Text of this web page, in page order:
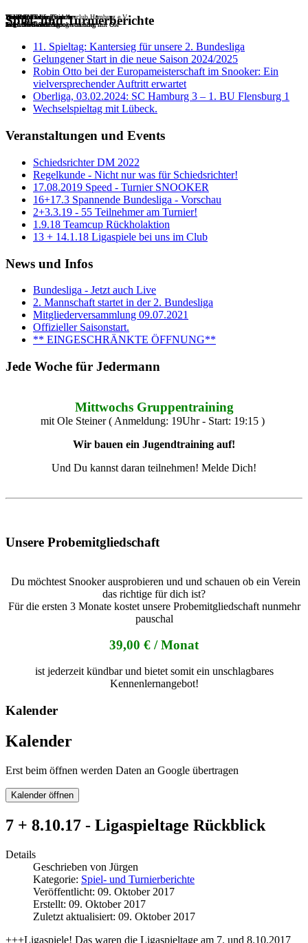
Willkommen im Snookerclub Hamburg e.V.
Die Batterie
Tisch 9 bis 5
Tisch 6
mit extra Tischheizung von oben
Die Batterie
Tisch 5 bis 9
Beliebte Trainingstische
Jeden Mittwoch Snookertraining mit Ole
Beliebte Trainingstische
Jeden Mittwoch Snookertraining mit Ole
Unser TV-Table Tisch 1
mit Live-Streaming
Unser TV-Table Tisch 1
mit Live-Streaming
The Cup Gallery
Spiel- und Turnierberichte
11. Spieltag: Kantersieg für unsere 2. Bundesliga
Gelungener Start in die neue Saison 2024/2025
Robin Otto bei der Europameisterschaft im Snooker: Ein
vielversprechender Auftritt erwartet
Oberliga, 03.02.2024: SC Hamburg 3 – 1. BU Flensburg 1
Wechselspieltag mit Lübeck.
Veranstaltungen und Events
Schiedsrichter DM 2022
Regelkunde - Nicht nur was für Schiedsrichter!
17.08.2019 Speed - Turnier SNOOKER
16+17.3 Spannende Bundesliga - Vorschau
2+3.3.19 - 55 Teilnehmer am Turnier!
1.9.18 Teamcup Rückholaktion
13 + 14.1.18 Ligaspiele bei uns im Club
News und Infos
Bundesliga - Jetzt auch Live
2. Mannschaft startet in der 2. Bundesliga
Mitgliederversammlung 09.07.2021
Offizieller Saisonstart.
** EINGESCHRÄNKTE ÖFFNUNG**
Jede Woche für Jedermann
Mittwochs Gruppentraining
mit Ole Steiner ( Anmeldung: 19Uhr - Start: 19:15 )
Wir bauen ein Jugendtraining auf!
Und Du kannst daran teilnehmen! Melde Dich!
Unsere Probemitgliedschaft
Du möchtest Snooker ausprobieren und und schauen ob ein Verein
das richtige für dich ist?
Für die ersten 3 Monate kostet unsere Probemitgliedschaft nunmehr
pauschal
39,00 € / Monat
ist jederzeit kündbar und bietet somit ein unschlagbares
Kennenlernangebot!
Kalender
Kalender
Erst beim öffnen werden Daten an Google übertragen
Kalender öffnen
7 + 8.10.17 - Ligaspieltage Rückblick
Details
Geschrieben von Jürgen
Kategorie: Spiel- und Turnierberichte
Veröffentlicht: 09. Oktober 2017
Erstellt: 09. Oktober 2017
Zuletzt aktualisiert: 09. Oktober 2017
+++Ligaspiele! Das waren die Ligaspieltage am 7. und 8.10.2017